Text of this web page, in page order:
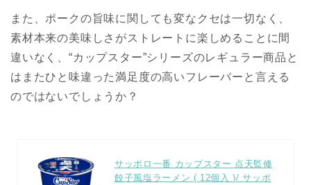
また、ポークの旨味に関しても変なクセは一切なく、
素材本来の美味しさがストレートに楽しめることに間
違いなく、“カップスター”シリーズのレギュラー商品と
はまたひと味違った満足度の高いフレーバーと言える
のではないでしょうか？
サッポロ一番 カップスター 点天監修
餃子風塩ラーメン ( 12個入 )/ サッポ